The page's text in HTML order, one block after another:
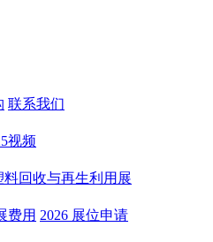
联系我们
视频
料回收与再生利用展
费用 2026 展位申请